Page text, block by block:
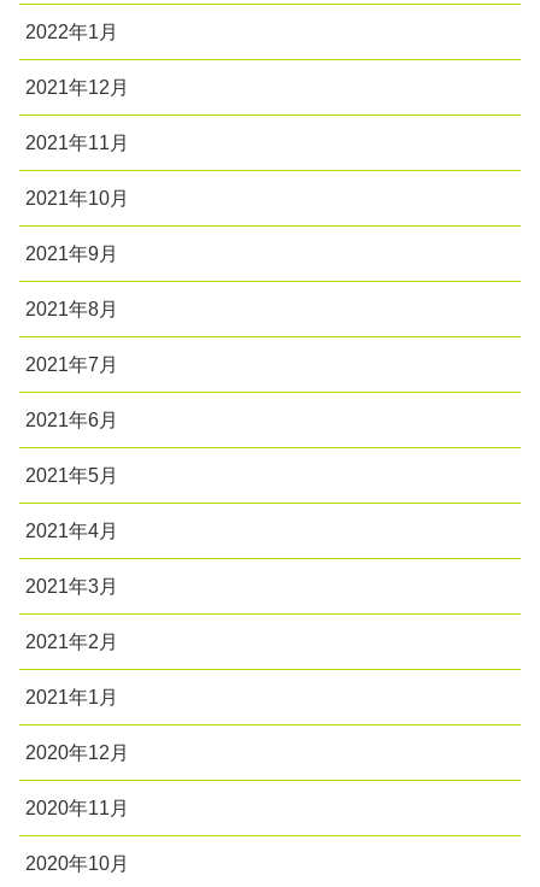
2022年1月
2021年12月
2021年11月
2021年10月
2021年9月
2021年8月
2021年7月
2021年6月
2021年5月
2021年4月
2021年3月
2021年2月
2021年1月
2020年12月
2020年11月
2020年10月